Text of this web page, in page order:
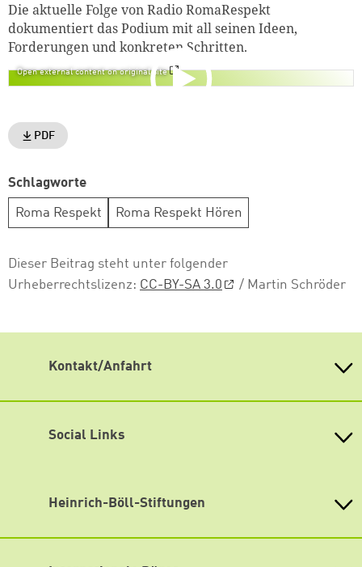
Die aktuelle Folge von Radio RomaRespekt
dokumentiert das Podium mit all seinen Ideen,
Forderungen und konkreten Schritten.
Open external content on original site
PDF
Schlagworte
Roma Respekt Roma Respekt Hören
Dieser Beitrag steht unter folgender
Urheberrechtslizenz: CC-BY-SA 3.0 / Martin Schröder
Kontakt/Anfahrt
Antonstraße 31
eMail info(at)weiterdenken.de
Social Links
Bluesky
Heinrich-Böll-Stiftungen